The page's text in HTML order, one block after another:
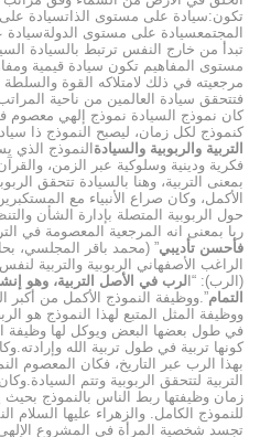
تكون:سيادة على مستوى الذاتسيادة
المجتمعسيادة على مستوى الدولةسيادة
تبدأ من خارج النفس ترتبط بالسيادة
مستوى المفاهيم تكون سيادة قيمية
مرجعيته في ذلك لامتلاكه القوة
فتتحقق سيادة العالمين من ناحية المراتب
كان نموذج السيادة نموذج إلهي معصوم
كنموذج لكل زمان، ليصبح النموذج ذا
التربية والربوبية والسيادة النموذج الذي
فكرية ودينية وسلوكية عبر الزمن،
بمعنى التربية، وهنا بالسيادة تتحقق
الأكمل، وكان صراع الأنبياء مع
حول الربوبية المتصلة بإدارة الشأن
ربا بمعنى انه المرجعية المعصومة في
فأحسن تأديبي
الراغب الأصفهاني الربوبية والتربية
(الرب): “ا لرب في الأصل التربية، وهو
التمام”.ووظيفة النموذج الأكمل من أكبر
ووظيفة المثل المتبع لهذا النموذج هو
في طول بعضها البعض ويوكل لها وظيفة
كونها تربية في طول تربية الله
بهذا الرب عبر التاريخ، فكان المعصوم
التربية لتتحقق الربوبية وتتم
زمان وظيفتها ربط الناس بالنموذج بحيث
للنموذج الكامل. والزهراء عليها السلام
تجسد شخصية المرأة في المشروع